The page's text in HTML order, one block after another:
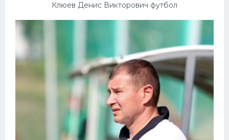
Клюев Денис Викторович футбол